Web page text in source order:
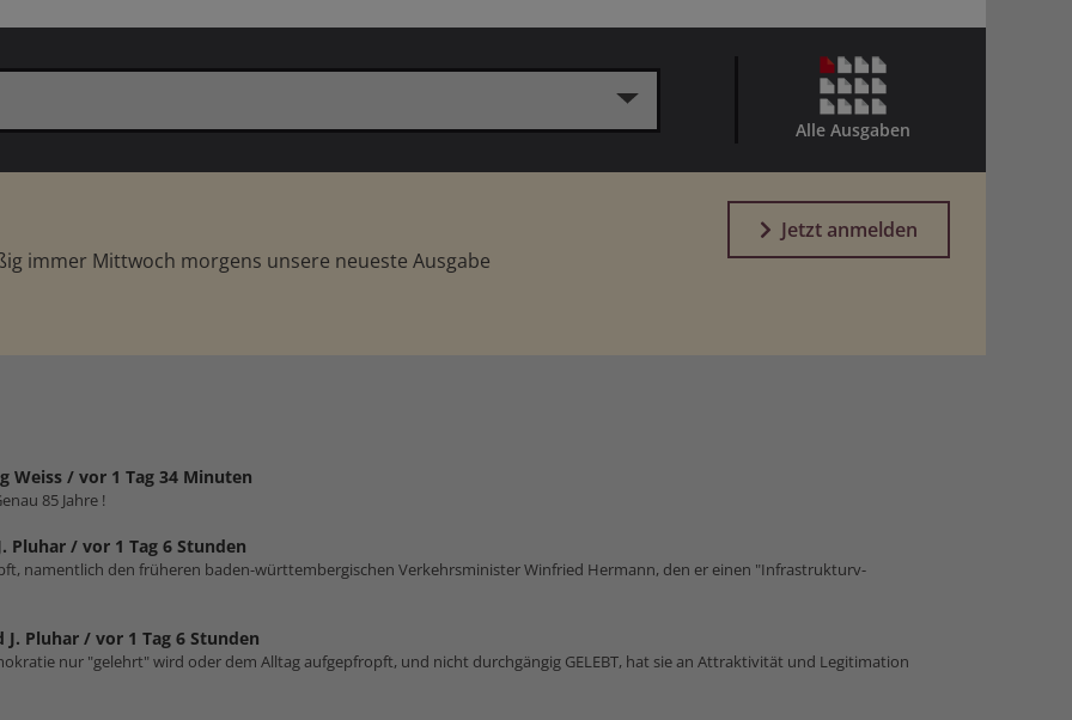
Alle Ausgaben
immer Mittwoch morgens unsere neueste Ausgabe
Jetzt anmelden
Weiss / vor 1 Tag 34 Minuten
85 Jahre !
Pluhar / vor 1 Tag 6 Stunden
namentlich den früheren baden-württembergischen Verkehrsminister Winfried Hermann, den er einen "Infrastrukturv­
J. Pluhar / vor 1 Tag 6 Stunden
nur "gelehrt" wird oder dem Alltag aufgepfropft, und nicht durchgängig GELEBT, hat sie an Attraktivität und Legitimation